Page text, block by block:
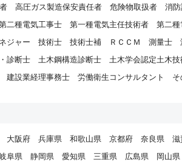
高圧ガス製造保安責任者 危険物取扱者 消
二種電気工事士 第一種電気主任技術者 第二
ジャー 技術士 技術士補 ＲＣＣＭ 測量士
診断士 土木鋼構造診断士 土木学会認定土木
建設業経理事務士 労働衛生コンサルタント
大阪府 兵庫県 和歌山県 京都府 奈良県
阜県 静岡県 愛知県 三重県 広島県 岡山県